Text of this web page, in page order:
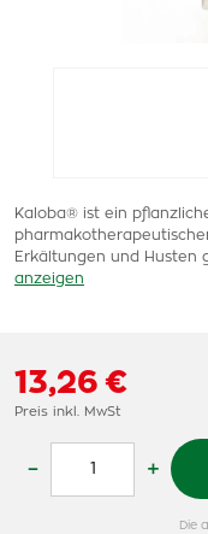
Kaloba® ist ein
Erkältungen und Husten
anzeigen
13,26 €
Preis inkl. MwSt
– +
Die